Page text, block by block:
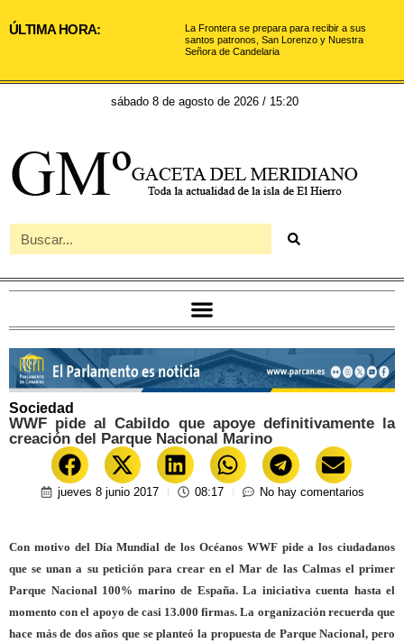
ÚLTIMA HORA:
La Frontera se prepara para recibir a sus
santos patronos, San Lorenzo y Nuestra
Señora de Candelaria
sábado 8 de agosto de 2026 / 15:20
Sociedad
WWF pide al Cabildo que apoye definitivamente la
creación del Parque Nacional Marino
jueves 8 junio 2017 08:17 No hay comentarios
Con motivo del Día Mundial de los Océanos WWF pide a los ciudadanos
que se unan a su petición para crear en el Mar de las Calmas el primer
Parque Nacional 100% marino de España. La iniciativa cuenta hasta el
momento con el apoyo de casi 13.000 firmas. La organización recuerda que
hace más de dos años que se planteó la propuesta de Parque Nacional, pero